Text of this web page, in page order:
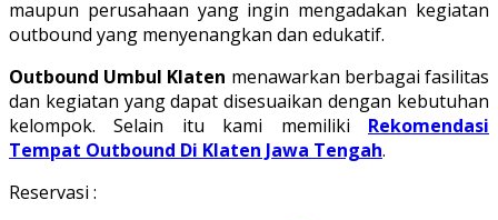
maupun perusahaan yang ingin mengadakan kegiatan
outbound yang menyenangkan dan edukatif.
Outbound Umbul Klaten menawarkan berbagai fasilitas
dan kegiatan yang dapat disesuaikan dengan kebutuhan
kelompok. Selain itu kami memiliki Rekomendasi
Tempat Outbound Di Klaten Jawa Tengah.
Reservasi :